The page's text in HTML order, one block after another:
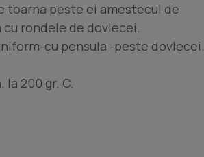
toarna peste ei amestecul de
rondele de dovlecei.
cu pensula -peste dovlecei.
200 gr. C.